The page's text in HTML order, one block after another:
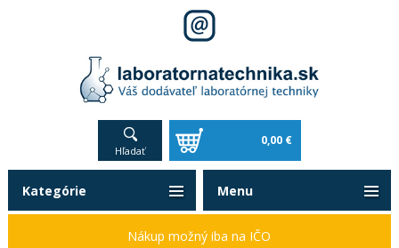
Hľadať
0,00 €
Kategórie
Nákup možný iba na IČO
Menu